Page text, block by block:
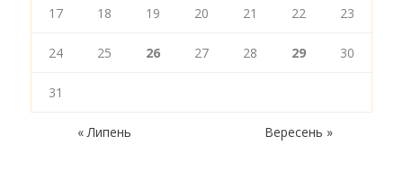
17 18 19 20 21 22 23
24 25 26 27 28 29 30
31
« Липень Вересень »